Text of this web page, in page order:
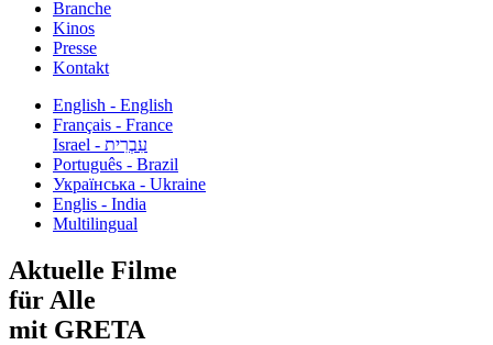
Branche
Kinos
Presse
Kontakt
English - English
Français - France
עִבְרִית - Israel
Português - Brazil
Українська - Ukraine
Englis - India
Multilingual
Aktuelle Filme
für Alle
mit GRETA